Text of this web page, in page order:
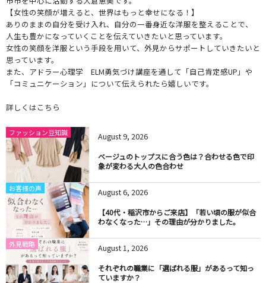
【女性の笑顔が増えると、世界はもっと幸せになる！】
ありのままの自分を受け入れ、自分の一番身近な洋服を整えることで、
人生も豊かになっていくことを伝えていきたいと思っています。
女性の笑顔を洋服という手段を用いて、外見からサポートしていきたいと
思っています。
また、アドラー心理学 ELM勇気づけ講座を通して「自己肯定感UP」や
「コミュニケーション」について伝えられたら嬉しいです。
詳しくはこちら
ファッション豆知識 August9, 2026
ベージュのトップスに合う色は？合わせる色で印
象が変わる大人の色合わせ
お客様の声 August6, 2026
【40代・稲沢市からご来店】「若い頃の服が似合
わなくなった…」その理由が分かりました。
外見戦略 August 1 , 2026
それぞれの職業に「選ばれる服」があるって知っ
ていますか？